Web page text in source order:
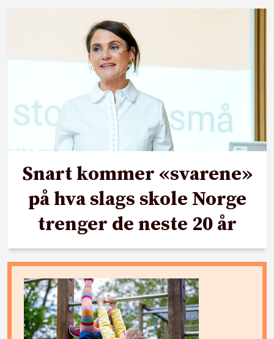
Snart kommer «svarene»
på hva slags skole Norge
trenger de neste 20 år